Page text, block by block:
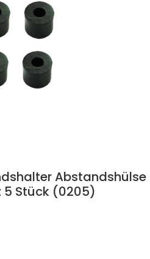
Abstandshülse
5 Stück (0205)